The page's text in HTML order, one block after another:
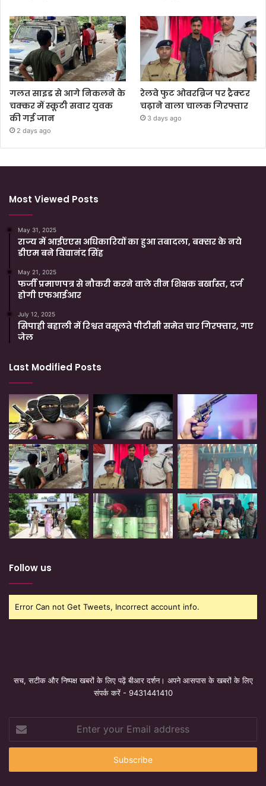
गलत साइड से आगे निकलने के
चक्कर में स्कूटी सवार युवक
की गई जान
2 days ago
रेलवे फुट ओवरब्रिज पर ट्रैक्टर
चढ़ाने वाला चालक गिरफ्तार
3 days ago
Most Viewed Posts
May 31, 2025
राज्य में आईएएस अधिकारियों का हुआ तबादला, बक्सर के नये
डीएम बने विद्यानंद सिंह
May 21, 2025
फर्जी प्रमाणपत्र से नौकरी करने वाले तीन शिक्षक बर्खास्त, दर्ज
होगी एफआईआर
July 12, 2025
सिपाही बहाली में रिश्वत वसूलते पीटीसी समेत चार गिरफ्तार, गए
जेल
Last Modified Posts
Follow us
Error Can not Get Tweets, Incorrect account info.
सच, सटीक और निष्पक्ष खबरों के लिए पढ़ें बीआर दर्शन। अपने आसपास के खबरों के लिए
संपर्क करें - 9431441410
your
Email